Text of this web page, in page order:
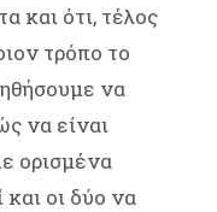
και ότι, τέλος
τρόπο το
να
να είναι
ορισμένα
και οι δύο να